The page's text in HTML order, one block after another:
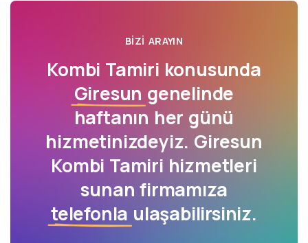
BIZI ARAYIN
Kombi Tamiri konusunda
Giresun genelinde
haftanın her günü
hizmetinizdeyiz. Giresun
Kombi Tamiri hizmetleri
sunan firmamıza
telefonla ulaşabilirsiniz.